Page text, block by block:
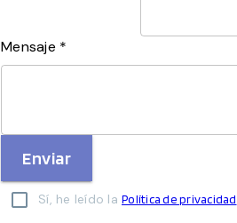
Mensaje *
Enviar
Sí, he leído la Política de privacidad